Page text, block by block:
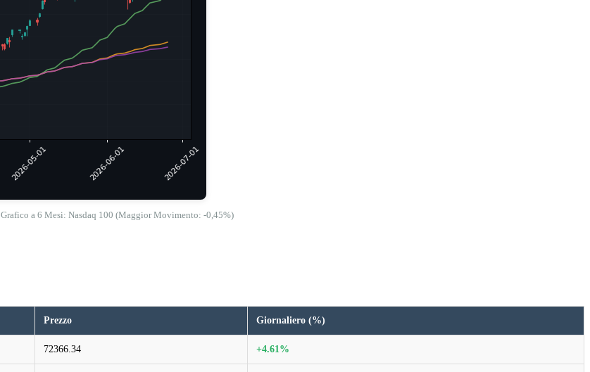
Grafico a 6 Mesi: Nasdaq 100 (Maggior Movimento: -0,45%)
Prezzo Giornaliero (%)
72366.34 +4.61%